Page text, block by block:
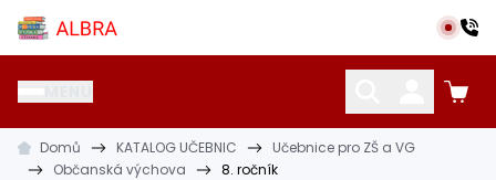
Přeskočit na hlavní obsah
Albra s.r.o.
KATALOG UČEBNIC CIZÍ JAZYKY OSTATNÍ POMŮCKY
Domů KATALOG UČEBNIC
Učebnice pro ZŠ a VG
Občanská výchova
8. ročník